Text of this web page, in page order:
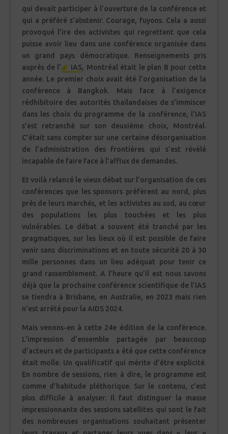
qui devait participer à l’ouverture de la conférence et
qui a préféré s’abstenir. Courage, fuyons. Cela a aussi
provoqué l’ire des activistes qui regrettent que cela
puisse avoir lieu dans une conférence organisée dans
un grand pays démocratique. Renseignements pris
auprès de l’
IAS, Montréal était le plan B pour cette
année. Le premier choix avait été l’organisation de la
conférence à Bangkok. Mais face à l’exigence
rédhibitoire des autorités thaïlandaises de s’immiscer
dans les choix du programme de la conférence, l’IAS
s’est retranché sur son deuxième choix, Montréal.
C’était sans compter sur une certaine désorganisation
de l’administration des frontières qui s’est révélé
incapable de faire face à l’afflux de demandes.
Et voilà relancé le vieux débat sur l’organisation de ces
conférences que les sponsors préfèrent au nord, plus
près de leurs marchés, et les activistes au sud, au cœur
des populations les plus touchées et les plus
vulnérables. Le débat a souvent été tranché par les
pragmatiques, sur les lieux où il est possible de faire
venir sans discriminations et en toute sécurité 20 à 30
mille personnes dans un lieu adéquat pour tenir ce
grand rassemblement. A l’heure qu’il est nous savons
déjà que la prochaine conférence scientifique de l’IAS
se tiendra à Brisbane, en Australie, en 2023 mais rien
n’est arrêté pour la AIDS 2024.
Mais venons-en à cette 24e édition de la conférence.
L’impression d’ensemble partagée par beaucoup
d’acteurs et de participants a été que cette conférence
était molle. Un qualificatif qui mérite d’être explicité.
En nombre de sessions, rien à dire, le programme est
comme d’habitude pléthorique. Sur le contenu, c’est
plus difficile à analyser. Il faut distinguer la masse
impressionnante des sessions satellites qui sont le fait
des nombreuses organisations souhaitant présenter